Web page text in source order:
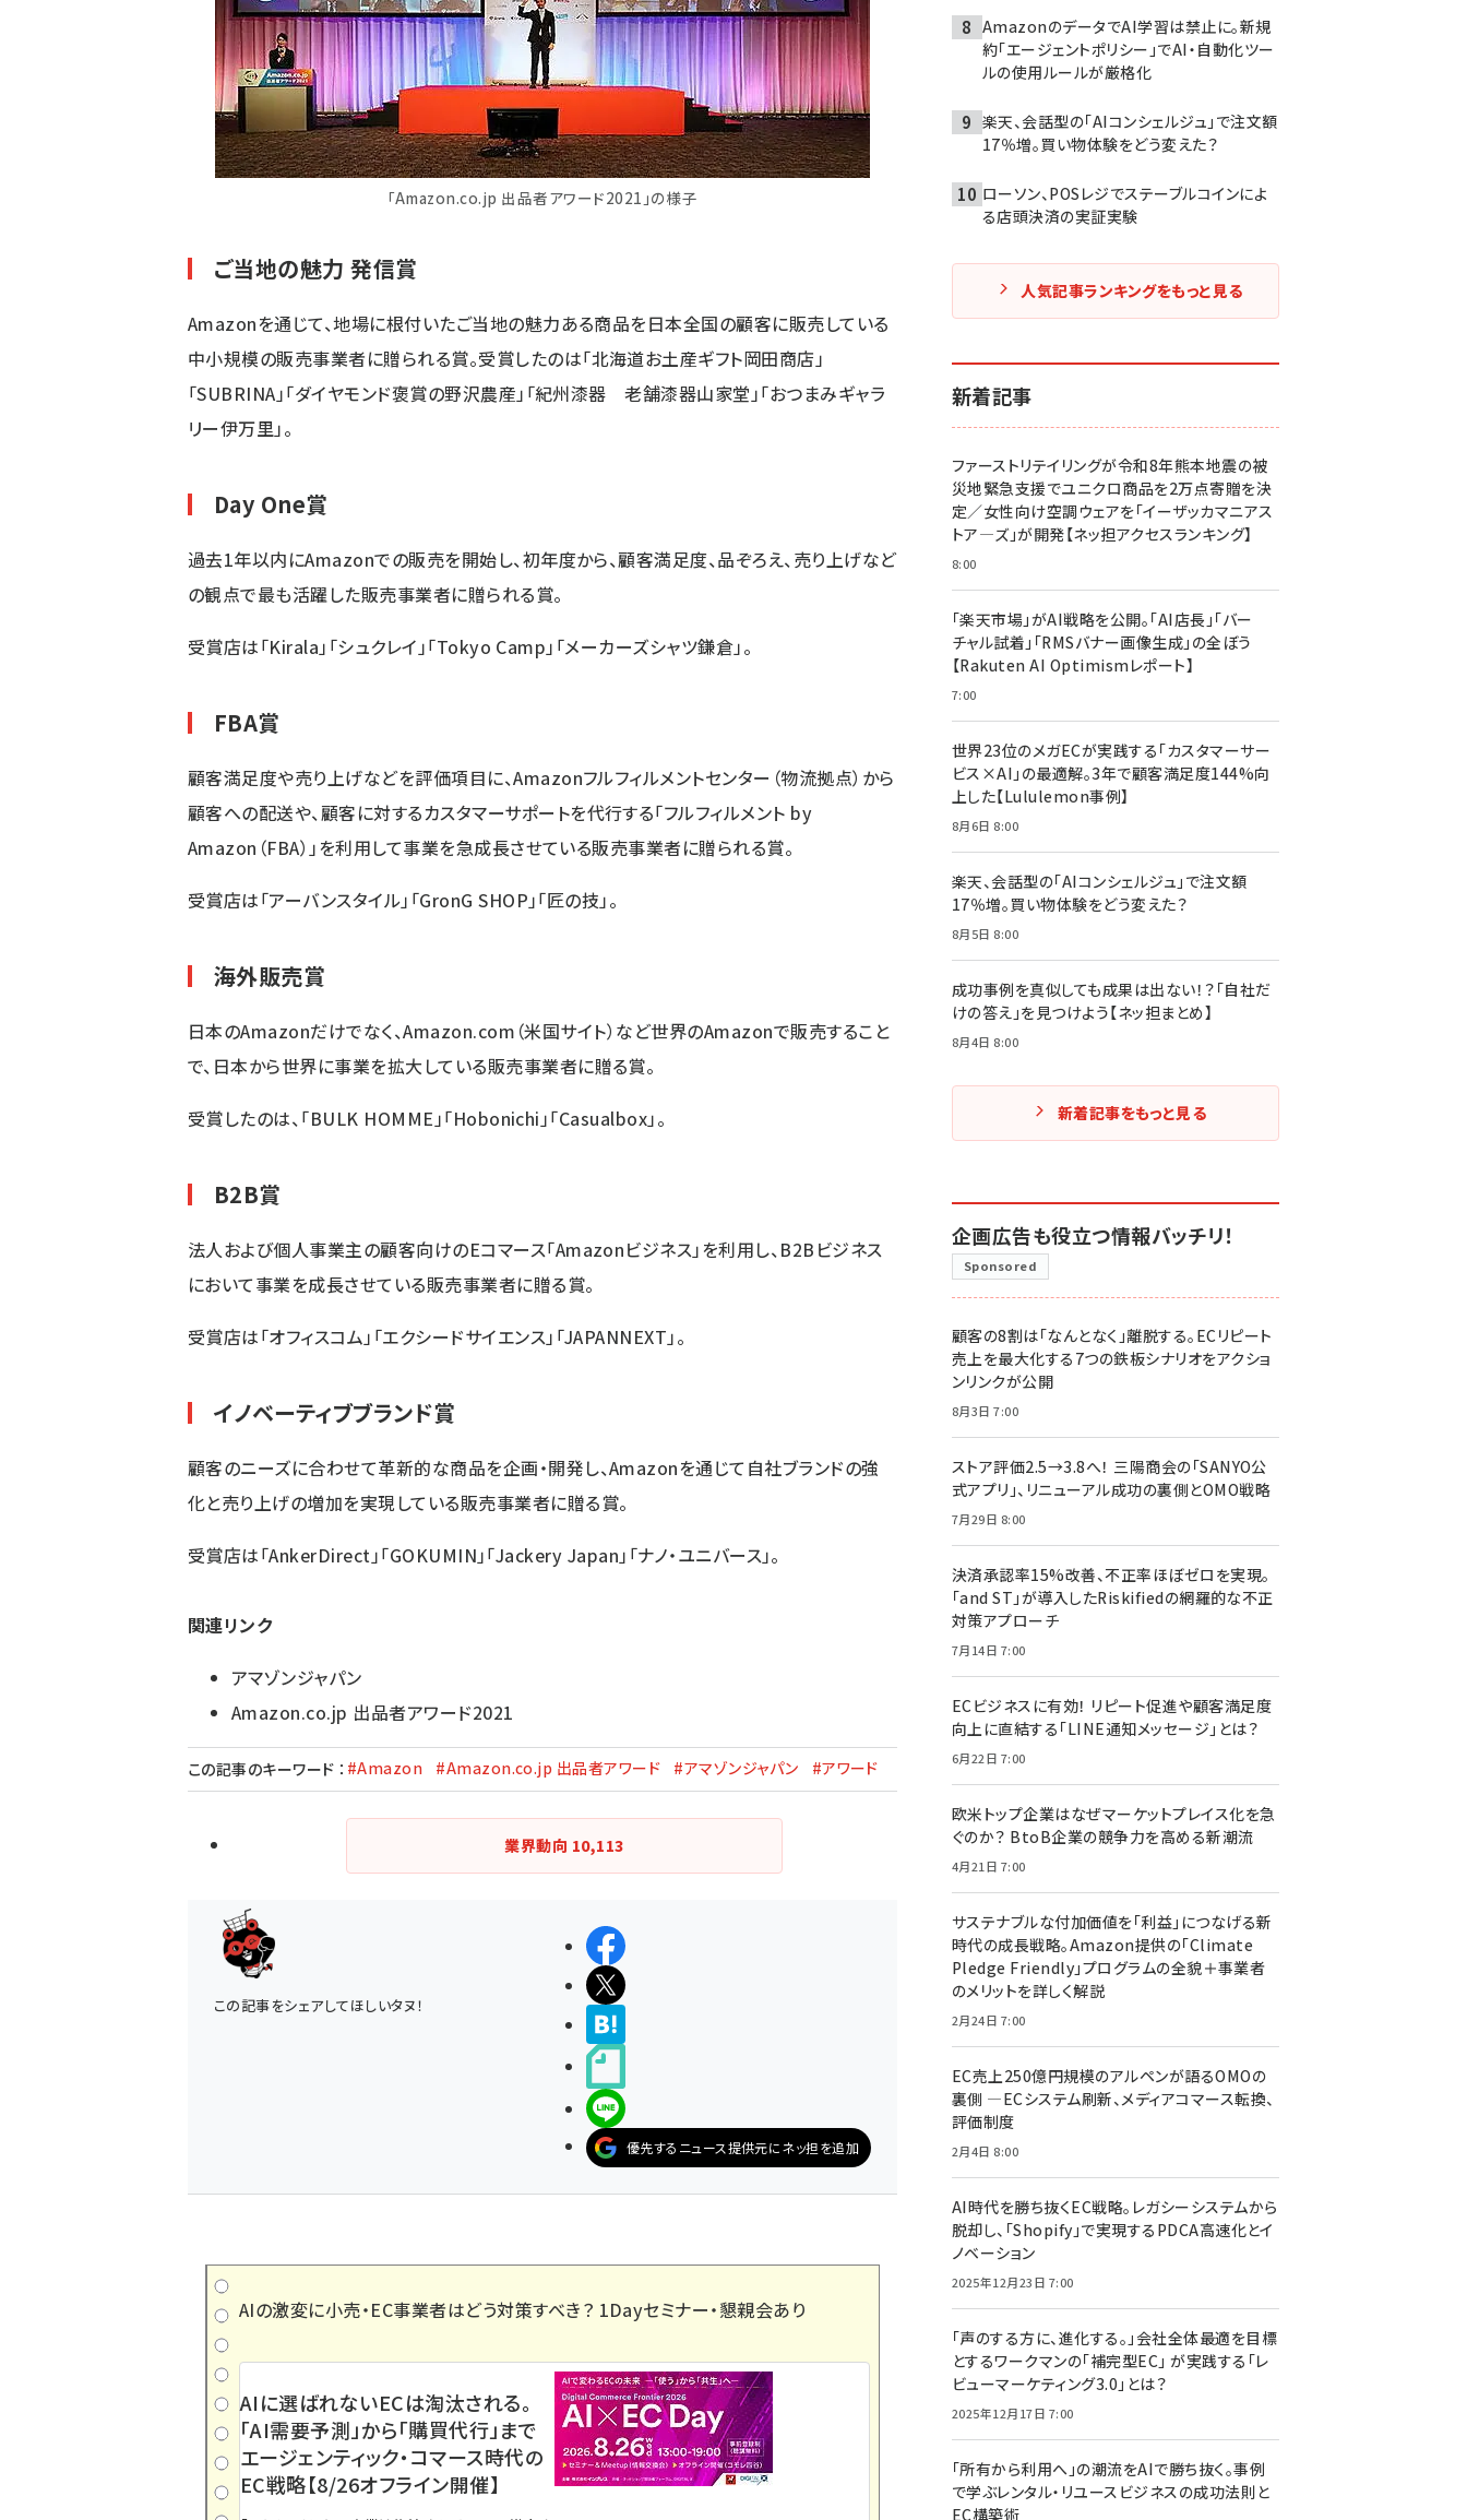
「Amazon.co.jp 出品者アワード2021」の様子
ご当地の魅力 発信賞
Amazonを通じて、地場に根付いたご当地の魅力ある商品を日本全国の顧客に販売している
中小規模の販売事業者に贈られる賞。受賞したのは「北海道お土産ギフト岡田商店」
「SUBRINA」「ダイヤモンド褒賞の野沢農産」「紀州漆器 老舗漆器山家堂」「おつまみギャラ
リー伊万里」。
Day One賞
過去1年以内にAmazonでの販売を開始し、初年度から、顧客満足度、品ぞろえ、売り上げなど
の観点で最も活躍した販売事業者に贈られる賞。
受賞店は「Kirala」「シュクレイ」「Tokyo Camp」「メーカーズシャツ鎌倉」。
FBA賞
顧客満足度や売り上げなどを評価項目に、Amazonフルフィルメントセンター（物流拠点）から
顧客への配送や、顧客に対するカスタマーサポートを代行する「フルフィルメント by
Amazon（FBA）」を利用して事業を急成長させている販売事業者に贈られる賞。
受賞店は「アーバンスタイル」「GronG SHOP」「匠の技」。
海外販売賞
日本のAmazonだけでなく、Amazon.com（米国サイト）など世界のAmazonで販売すること
で、日本から世界に事業を拡大している販売事業者に贈る賞。
受賞したのは、「BULK HOMME」「Hobonichi」「Casualbox」。
B2B賞
法人および個人事業主の顧客向けのEコマース「Amazonビジネス」を利用し、B2Bビジネス
において事業を成長させている販売事業者に贈る賞。
受賞店は「オフィスコム」「エクシードサイエンス」「JAPANNEXT」。
イノベーティブブランド賞
顧客のニーズに合わせて革新的な商品を企画・開発し、Amazonを通じて自社ブランドの強
化と売り上げの増加を実現している販売事業者に贈る賞。
受賞店は「AnkerDirect」「GOKUMIN」「Jackery Japan」「ナノ・ユニバース」。
関連リンク
アマゾンジャパン
Amazon.co.jp 出品者アワード2021
この記事のキーワード ： #Amazon #Amazon.co.jp 出品者アワード #アマゾンジャパン #アワード
業界動向 10,113
この記事をシェアしてほしいタヌ！
優先するニュース提供元にネッ担を追加
AIの激変に小売・EC事業者はどう対策すべき？ 1Dayセミナー・懇親会あり
AIに選ばれないECは淘汰される。
「AI需要予測」から「購買代行」まで
エージェンティック・コマース時代の
EC戦略【8/26オフライン開催】
AmazonのデータでAI学習は禁止に。新規
約「エージェントポリシー」でAI・自動化ツー
ルの使用ルールが厳格化
楽天、会話型の「AIコンシェルジュ」で注文額
17％増。買い物体験をどう変えた？
ローソン、POSレジでステーブルコインによ
る店頭決済の実証実験
人気記事ランキングをもっと見る
新着記事
ファーストリテイリングが令和8年熊本地震の被
災地緊急支援でユニクロ商品を2万点寄贈を決
定／女性向け空調ウェアを「イーザッカマニアス
トア―ズ」が開発【ネッ担アクセスランキング】
8:00
「楽天市場」がAI戦略を公開。「AI店長」「バー
チャル試着」「RMSバナー画像生成」の全ぼう
【Rakuten AI Optimismレポート】
7:00
世界23位のメガECが実践する「カスタマーサー
ビス×AI」の最適解。3年で顧客満足度144%向
上した【Lululemon事例】
8月6日 8:00
楽天、会話型の「AIコンシェルジュ」で注文額
17％増。買い物体験をどう変えた？
8月5日 8:00
成功事例を真似しても成果は出ない！？「自社だ
けの答え」を見つけよう【ネッ担まとめ】
8月4日 8:00
新着記事をもっと見る
企画広告も役立つ情報バッチリ！
Sponsored
顧客の8割は「なんとなく」離脱する。ECリピート
売上を最大化する7つの鉄板シナリオをアクショ
ンリンクが公開
8月3日 7:00
ストア評価2.5→3.8へ！ 三陽商会の「SANYO公
式アプリ」、リニューアル成功の裏側とOMO戦略
7月29日 8:00
決済承認率15%改善、不正率ほぼゼロを実現。
「and ST」が導入したRiskifiedの網羅的な不正
対策アプローチ
7月14日 7:00
ECビジネスに有効！ リピート促進や顧客満足度
向上に直結する「LINE通知メッセージ」とは？
6月22日 7:00
欧米トップ企業はなぜマーケットプレイス化を急
ぐのか？ BtoB企業の競争力を高める新潮流
4月21日 7:00
サステナブルな付加価値を「利益」につなげる新
時代の成長戦略。Amazon提供の「Climate
Pledge Friendly」プログラムの全貌＋事業者
のメリットを詳しく解説
2月24日 7:00
EC売上250億円規模のアルペンが語るOMOの
裏側 ―ECシステム刷新、メディアコマース転換、
評価制度
2月4日 8:00
AI時代を勝ち抜くEC戦略。レガシーシステムから
脱却し、「Shopify」で実現するPDCA高速化とイ
ノベーション
2025年12月23日 7:00
「声のする方に、進化する。」会社全体最適を目標
とするワークマンの「補完型EC」 が実践する「レ
ビューマーケティング3.0」とは？
2025年12月17日 7:00
「所有から利用へ」の潮流をAIで勝ち抜く。事例
で学ぶレンタル・リユースビジネスの成功法則と
EC構築術